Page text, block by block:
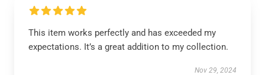
This item works perfectly and has exceeded my
expectations. It’s a great addition to my collection.
Nov 29, 2024